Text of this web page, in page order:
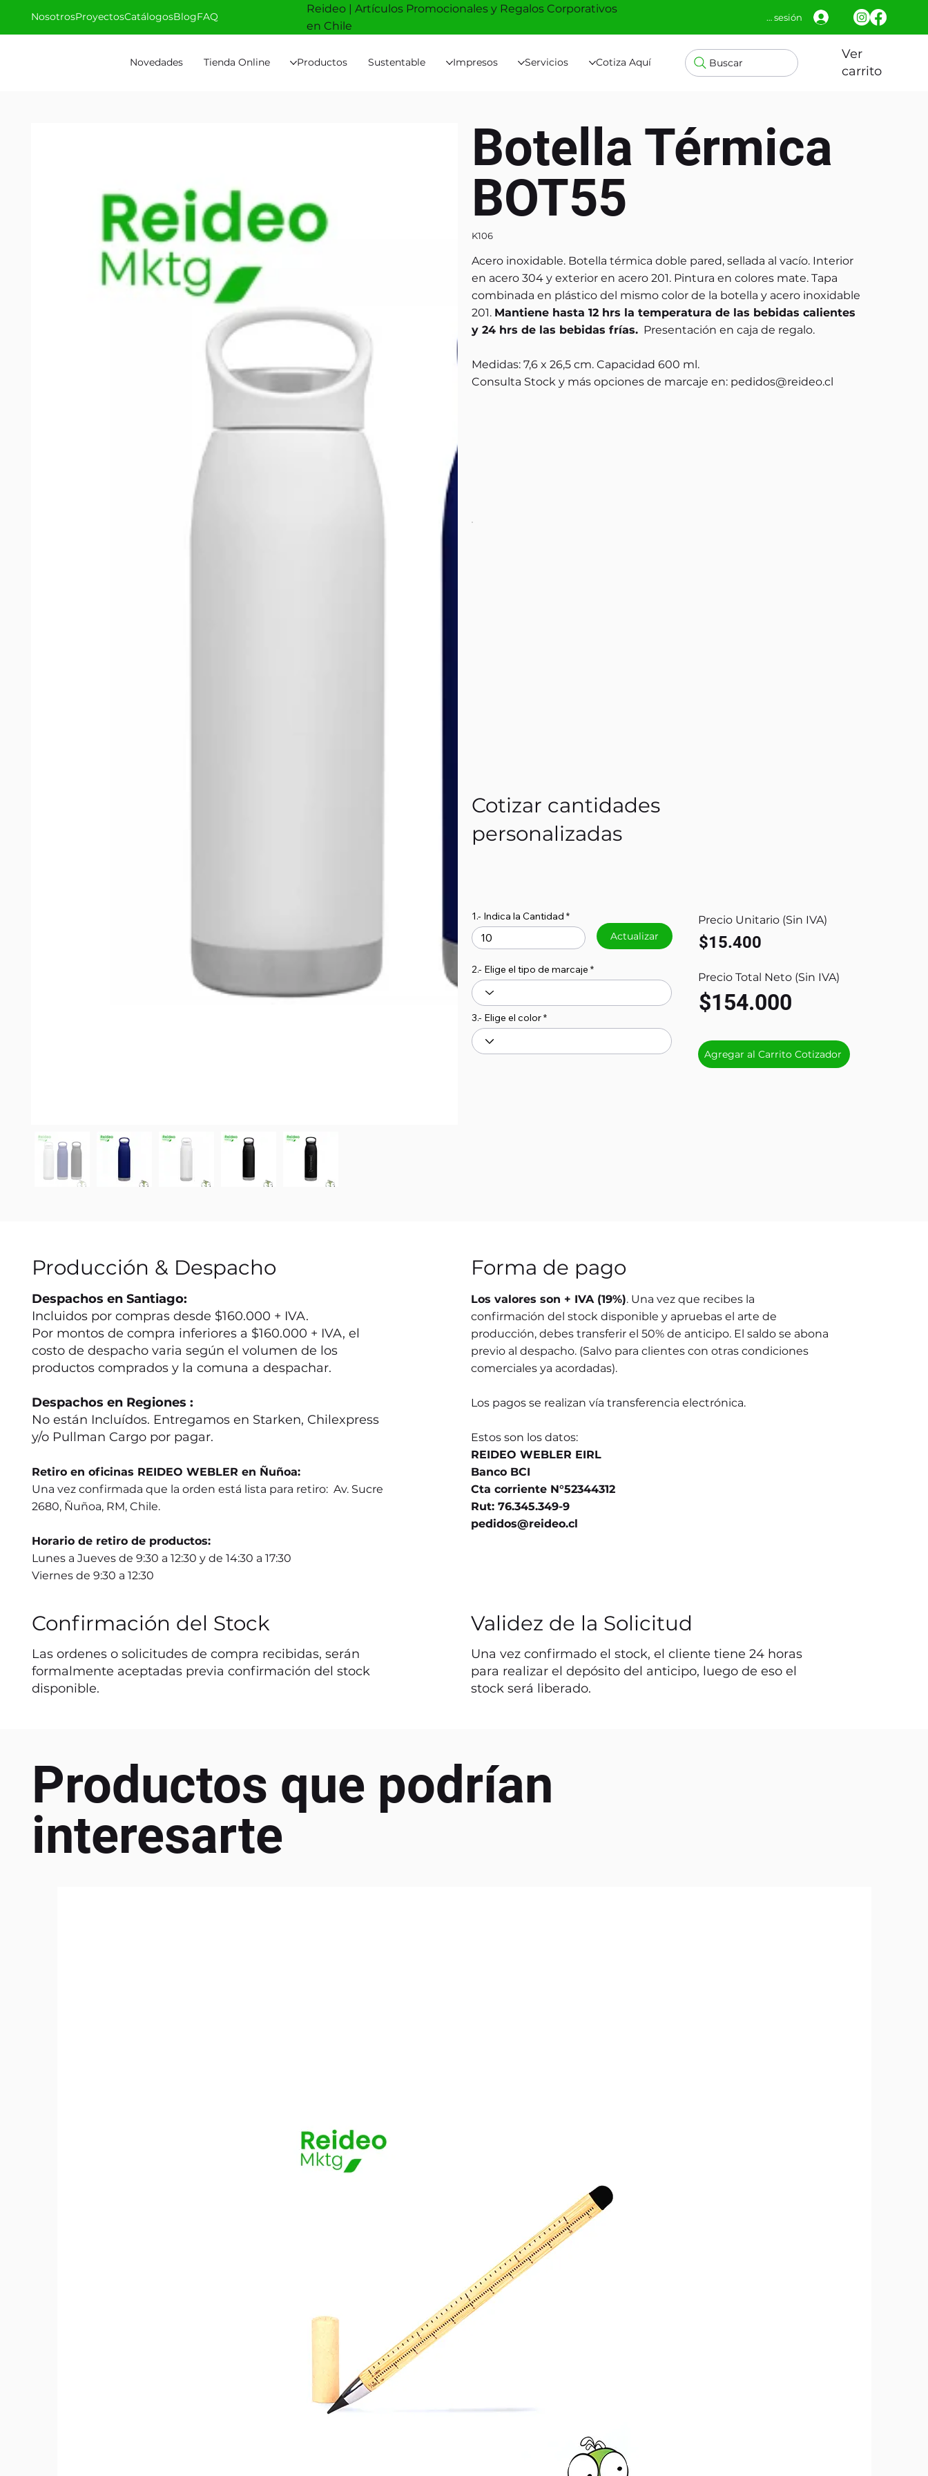
Novedades Tienda Online Productos Sustentable Impresos Servicios Cotiza Aquí Buscar
Ver
carrito
NosotrosProyectosCatálogosBlogFAQ
Reideo | Artículos Promocionales y Regalos Corporativos
en Chile
Iniciar sesión
Botella Térmica
BOT55
K106
Acero inoxidable. Botella térmica doble pared, sellada al vacío. Interior
en acero 304 y exterior en acero 201. Pintura en colores mate. Tapa
combinada en plástico del mismo color de la botella y acero inoxidable
201. Mantiene hasta 12 hrs la temperatura de las bebidas calientes
y 24 hrs de las bebidas frías.Presentación en caja de regalo.
Medidas: 7,6 x 26,5 cm. Capacidad 600 ml.
Consulta Stock y más opciones de marcaje en: pedidos@reideo.cl
Cotizar cantidades
personalizadas
1.- Indica la Cantidad
Actualizar
2.- Elige el tipo de marcaje
3.- Elige el color
Precio Unitario (Sin IVA)
$15.400
Precio Total Neto (Sin IVA)
$154.000
Agregar al Carrito Cotizador
Producción & Despacho
Despachos en Santiago:
Incluidos por compras desde $160.000 + IVA.
Por montos de compra inferiores a $160.000 + IVA, el
costo de despacho varia según el volumen de los
productos comprados y la comuna a despachar.
Despachos en Regiones :
No están Incluídos. Entregamos en Starken, Chilexpress
y/o Pullman Cargo por pagar.
Retiro en oficinas REIDEO WEBLER en Ñuñoa:
Una vez confirmada que la orden está lista para retiro: Av. Sucre
2680, Ñuñoa, RM, Chile.
Horario de retiro de productos:
Lunes a Jueves de 9:30 a 12:30 y de 14:30 a 17:30
Viernes de 9:30 a 12:30
Forma de pago
Los valores son + IVA (19%). Una vez que recibes la
confirmación del stock disponible y apruebas el arte de
producción, debes transferir el 50% de anticipo. El saldo se abona
previo al despacho. (Salvo para clientes con otras condiciones
comerciales ya acordadas).
Los pagos se realizan vía transferencia electrónica.
Estos son los datos:
REIDEO WEBLER EIRL
Banco BCI
Cta corriente N°52344312
Rut: 76.345.349-9
pedidos@reideo.cl
Confirmación del Stock
Las ordenes o solicitudes de compra recibidas, serán
formalmente aceptadas previa confirmación del stock
disponible.
Validez de la Solicitud
Una vez confirmado el stock, el cliente tiene 24 horas
para realizar el depósito del anticipo, luego de eso el
stock será liberado.
Productos que podrían
interesarte